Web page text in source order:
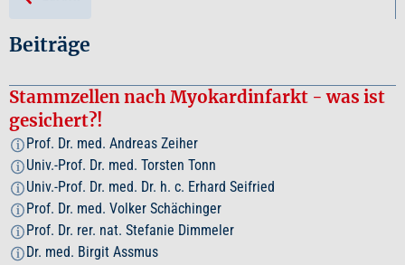
Beiträge
Stammzellen nach Myokardinfarkt - was ist
gesichert?!
i Prof. Dr. med. Andreas Zeiher
i Univ.-Prof. Dr. med. Torsten Tonn
i Univ.-Prof. Dr. med. Dr. h. c. Erhard Seifried
i Prof. Dr. med. Volker Schächinger
i Prof. Dr. rer. nat. Stefanie Dimmeler
i Dr. med. Birgit Assmus